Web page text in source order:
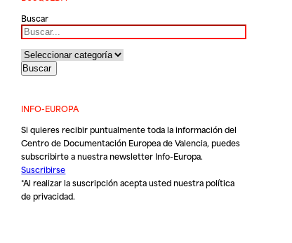
Buscar
INFO-EUROPA
Si quieres recibir puntualmente toda la información del
Centro de Documentación Europea de Valencia, puedes
subscribirte a nuestra newsletter Info-Europa.
Suscribirse
*Al realizar la suscripción acepta usted nuestrapolítica
de privacidad.